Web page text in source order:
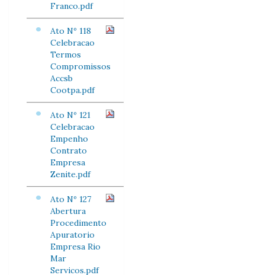
Franco.pdf
Ato Nº 118
Celebracao
Termos
Compromissos
Accsb
Cootpa.pdf
Ato Nº 121
Celebracao
Empenho
Contrato
Empresa
Zenite.pdf
Ato Nº 127
Abertura
Procedimento
Apuratorio
Empresa Rio
Mar
Servicos.pdf